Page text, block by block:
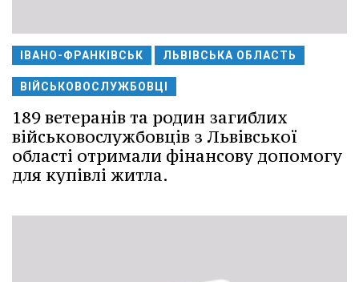
ІВАНО-ФРАНКІВСЬК ЛЬВІВСЬКА ОБЛАСТЬ
ВІЙСЬКОВОСЛУЖБОВЦІ
189 ветеранів та родин загиблих
військовослужбовців з Львівської
області отримали фінансову допомогу
для купівлі житла.